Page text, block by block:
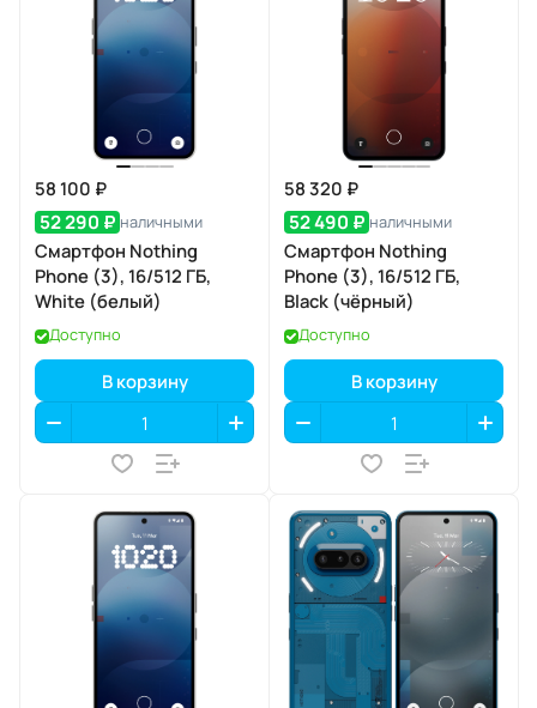
58 100 ₽
52 290 ₽ наличными
Смартфон Nothing
Phone (3), 16/512 ГБ,
White (белый)
Доступно
В корзину
58 320 ₽
52 490 ₽ наличными
Смартфон Nothing
Phone (3), 16/512 ГБ,
Black (чёрный)
Доступно
В корзину